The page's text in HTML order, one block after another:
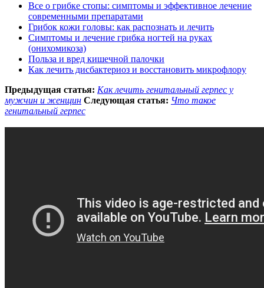
Все о грибке стопы: симптомы и эффективное лечение
современными препаратами
Грибок кожи головы: как распознать и лечить
Симптомы и лечение грибка ногтей на руках
(онихомикоза)
Польза и вред кишечной палочки
Как лечить дисбактериоз и восстановить микрофлору
Предыдущая статья: Как лечить генитальный герпес у
мужчин и женщин Следующая статья: Что такое
генитальный герпес